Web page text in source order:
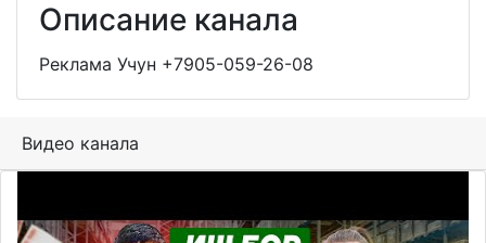
Описание канала
Реклама Учун +7905-059-26-08
Видео канала